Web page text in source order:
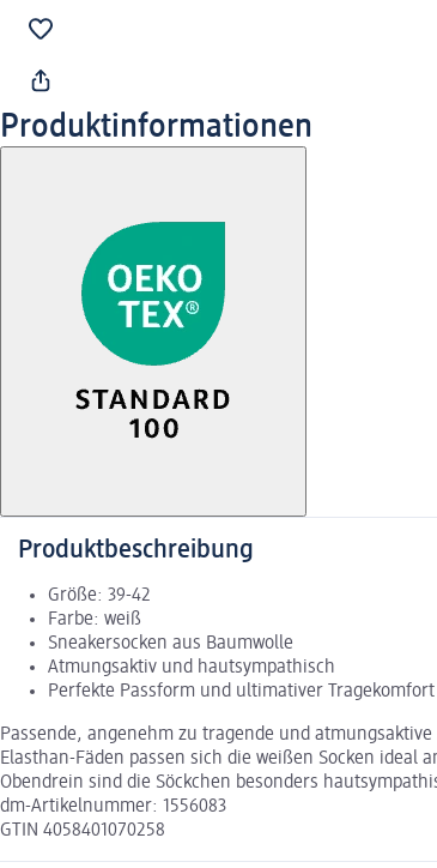
Produktinformationen
Produktbeschreibung
Größe: 39-42
Farbe: weiß
Sneakersocken aus Baumwolle
Atmungsaktiv und hautsympathisch
Perfekte Passform und ultimativer Tragekomfort
Passende, angenehm zu tragende und
Elasthan-Fäden passen sich die weißen Socken
Obendrein sind die Söckchen besonders
dm-Artikelnummer: 1556083
GTIN 4058401070258